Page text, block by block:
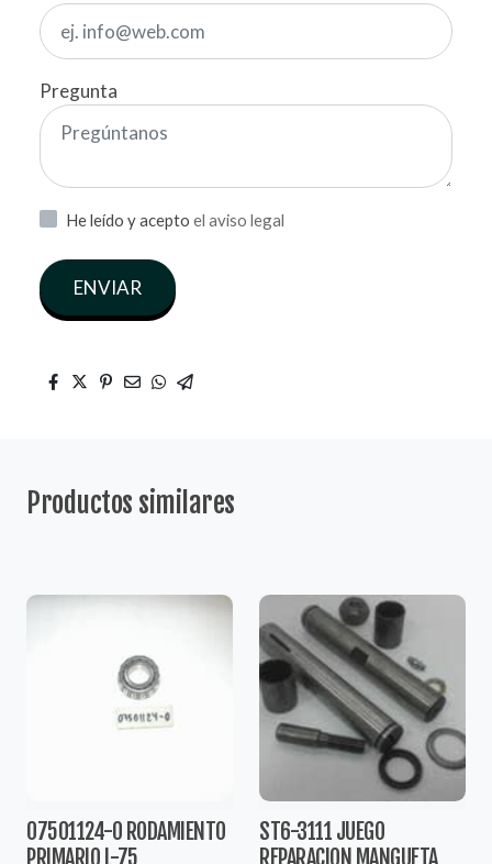
Pregunta
He leído y acepto el aviso legal
ENVIAR
Productos similares
07501124-0 RODAMIENTO
PRIMARIO L-75
ST6-3111 JUEGO
REPARACION MANGUETA